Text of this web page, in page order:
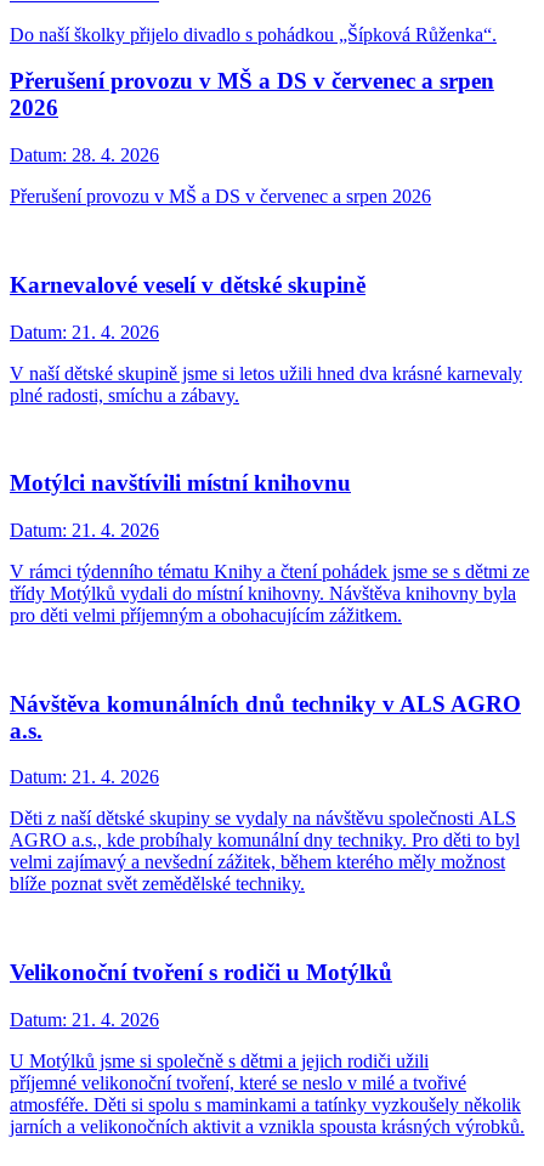
Do naší školky přijelo divadlo s pohádkou „Šípková Růženka“.
Přerušení provozu v MŠ a DS v červenec a srpen
2026
Datum: 28. 4. 2026
Přerušení provozu v MŠ a DS v červenec a srpen 2026
Karnevalové veselí v dětské skupině
Datum: 21. 4. 2026
V naší dětské skupině jsme si letos užili hned dva krásné karnevaly
plné radosti, smíchu a zábavy.
Motýlci navštívili místní knihovnu
Datum: 21. 4. 2026
V rámci týdenního tématu Knihy a čtení pohádek jsme se s dětmi ze
třídy Motýlků vydali do místní knihovny. Návštěva knihovny byla
pro děti velmi příjemným a obohacujícím zážitkem.
Návštěva komunálních dnů techniky v ALS AGRO
a.s.
Datum: 21. 4. 2026
Děti z naší dětské skupiny se vydaly na návštěvu společnosti ALS
AGRO a.s., kde probíhaly komunální dny techniky. Pro děti to byl
velmi zajímavý a nevšední zážitek, během kterého měly možnost
blíže poznat svět zemědělské techniky.
Velikonoční tvoření s rodiči u Motýlků
Datum: 21. 4. 2026
U Motýlků jsme si společně s dětmi a jejich rodiči užili
příjemné velikonoční tvoření, které se neslo v milé a tvořivé
atmosféře. Děti si spolu s maminkami a tatínky vyzkoušely několik
jarních a velikonočních aktivit a vznikla spousta krásných výrobků.